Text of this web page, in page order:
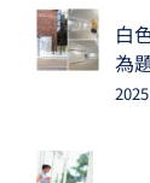
白
為